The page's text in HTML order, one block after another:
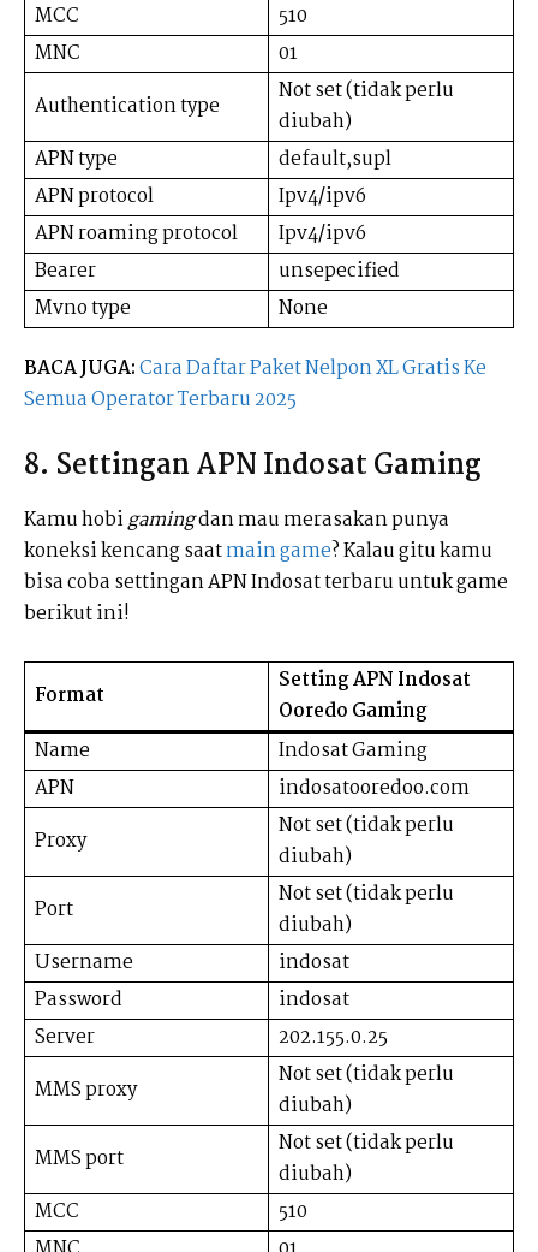
MCC
510
MNC
01
Authentication type
Not set (tidak perlu
diubah)
APN type
default,supl
APN protocol
Ipv4/ipv6
APN roaming protocol
Ipv4/ipv6
Bearer
unsepecified
Mvno type
None
BACA JUGA:Cara Daftar Paket Nelpon XL Gratis Ke
Semua Operator Terbaru 2025
8. Settingan APN Indosat Gaming
Kamu hobigamingdan mau merasakan punya
koneksi kencang saatmain game? Kalau gitu kamu
bisa coba settingan APN Indosat terbaru untuk game
berikut ini!
Format
Setting APN Indosat
Ooredo Gaming
Name
Indosat Gaming
APN
indosatooredoo.com
Proxy
Not set (tidak perlu
diubah)
Port
Not set (tidak perlu
diubah)
Username
indosat
Password
indosat
Server
202.155.0.25
MMS proxy
Not set (tidak perlu
diubah)
MMS port
Not set (tidak perlu
diubah)
MCC
510